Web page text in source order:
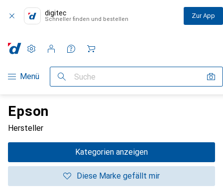
digitec
Schneller finden und bestellen Zur App
Navigation nach Kategorien
Menü Suche
Einstellungen
Kundenkonto
Vergleichslisten
Merklisten
Warenkorb
Epson
Hersteller
Kategorien anzeigen
Diese Marke gefällt mir